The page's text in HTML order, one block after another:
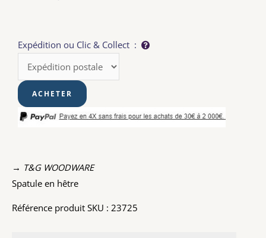
Expédition ou Clic & Collect :
→ T&G WOODWARE
Spatule en hêtre
Référence produit SKU : 23725